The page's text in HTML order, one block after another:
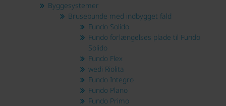
Byggesystemer
Brusebunde med indbygget fald
Fundo Solido
Fundo forlængelses plade til Fundo
Solido
Fundo Flex
wedi Riolita
Fundo Integro
Fundo Plano
Fundo Primo